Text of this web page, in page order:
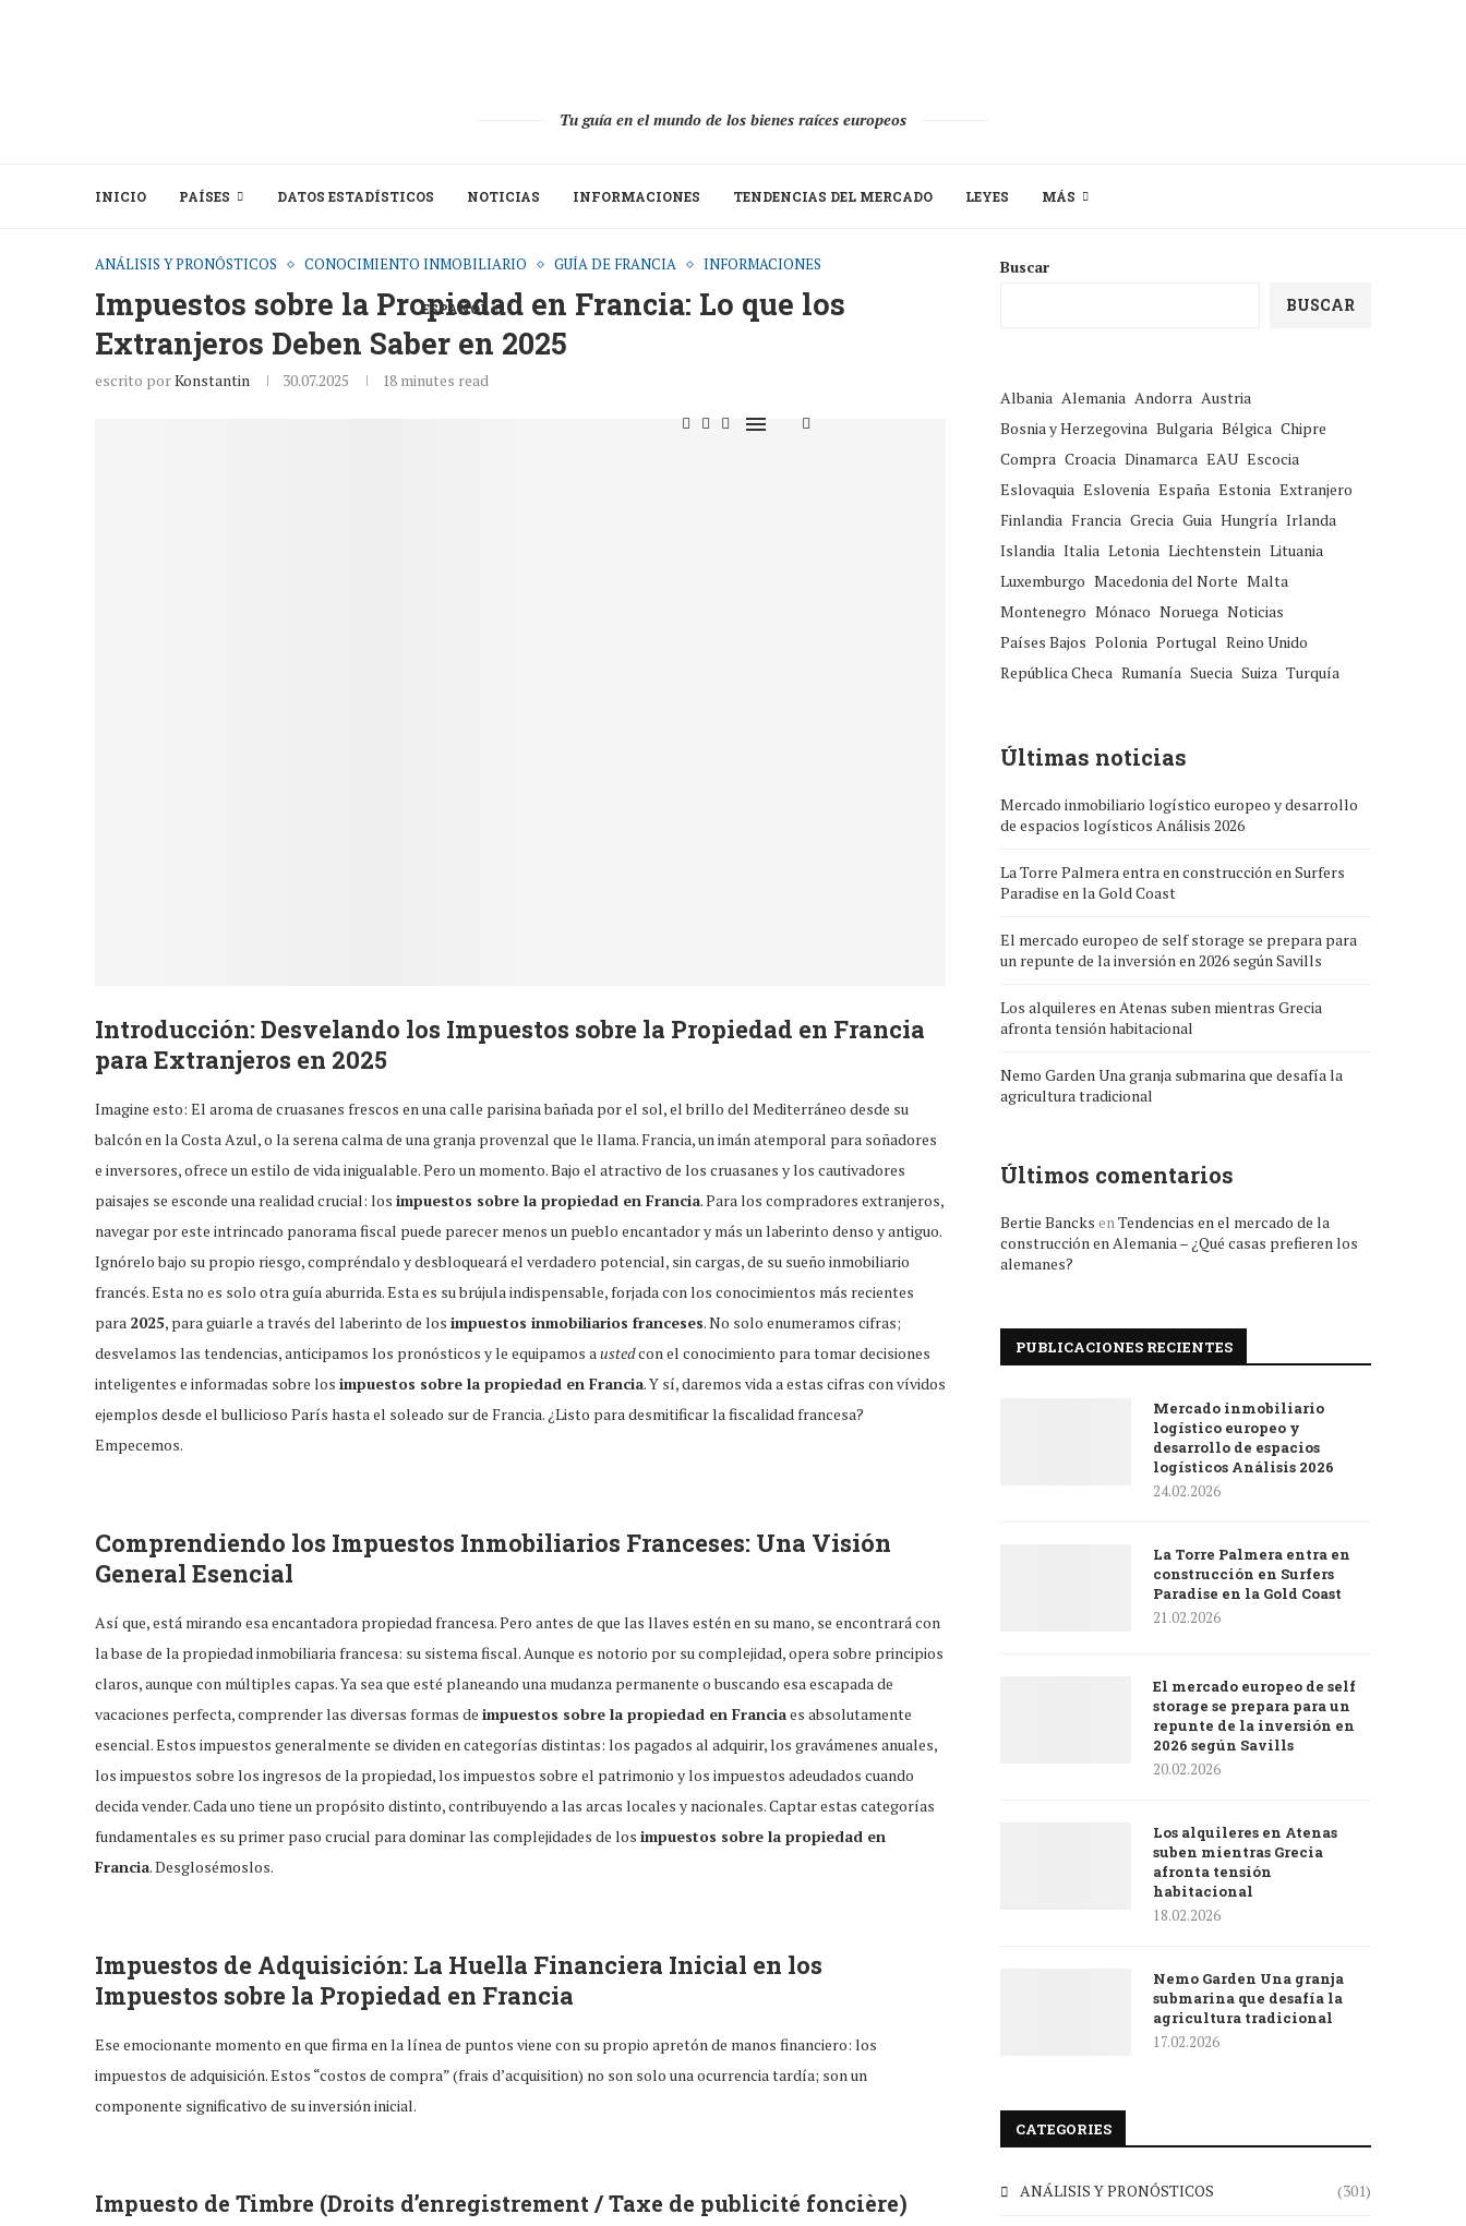
Tu guía en el mundo de los bienes raíces europeos
INICIO PAÍSES DATOS ESTADÍSTICOS NOTICIAS INFORMACIONES TENDENCIAS DEL MERCADO LEYES MÁS
ESPAÑOL
ANÁLISIS Y PRONÓSTICOS CONOCIMIENTO INMOBILIARIO GUÍA DE FRANCIA INFORMACIONES
Impuestos sobre la Propiedad en Francia: Lo que los
Extranjeros Deben Saber en 2025
escrito porKonstantin 30.07.2025 18 minutes read
Introducción: Desvelando los Impuestos sobre la Propiedad en Francia
para Extranjeros en 2025
Imagine esto: El aroma de cruasanes frescos en una calle parisina bañada por el sol, el brillo del Mediterráneo desde su
balcón en la Costa Azul, o la serena calma de una granja provenzal que le llama. Francia, un imán atemporal para soñadores
e inversores, ofrece un estilo de vida inigualable. Pero un momento. Bajo el atractivo de los cruasanes y los cautivadores
paisajes se esconde una realidad crucial: los impuestos sobre la propiedad en Francia. Para los compradores extranjeros,
navegar por este intrincado panorama fiscal puede parecer menos un pueblo encantador y más un laberinto denso y antiguo.
Ignórelo bajo su propio riesgo, compréndalo y desbloqueará el verdadero potencial, sin cargas, de su sueño inmobiliario
francés. Esta no es solo otra guía aburrida. Esta es su brújula indispensable, forjada con los conocimientos más recientes
para 2025, para guiarle a través del laberinto de los impuestos inmobiliarios franceses. No solo enumeramos cifras;
desvelamos las tendencias, anticipamos los pronósticos y le equipamos austedcon el conocimiento para tomar decisiones
inteligentes e informadas sobre los impuestos sobre la propiedad en Francia. Y sí, daremos vida a estas cifras con vívidos
ejemplos desde el bullicioso París hasta el soleado sur de Francia. ¿Listo para desmitificar la fiscalidad francesa?
Empecemos.
Comprendiendo los Impuestos Inmobiliarios Franceses: Una Visión
General Esencial
Así que, está mirando esa encantadora propiedad francesa. Pero antes de que las llaves estén en su mano, se encontrará con
la base de la propiedad inmobiliaria francesa: su sistema fiscal. Aunque es notorio por su complejidad, opera sobre principios
claros, aunque con múltiples capas. Ya sea que esté planeando una mudanza permanente o buscando esa escapada de
vacaciones perfecta, comprender las diversas formas de impuestos sobre la propiedad en Franciaes absolutamente
esencial. Estos impuestos generalmente se dividen en categorías distintas: los pagados al adquirir, los gravámenes anuales,
los impuestos sobre los ingresos de la propiedad, los impuestos sobre el patrimonio y los impuestos adeudados cuando
decida vender. Cada uno tiene un propósito distinto, contribuyendo a las arcas locales y nacionales. Captar estas categorías
fundamentales es su primer paso crucial para dominar las complejidades de los impuestos sobre la propiedad en
Francia. Desglosémoslos.
Impuestos de Adquisición: La Huella Financiera Inicial en los
Impuestos sobre la Propiedad en Francia
Ese emocionante momento en que firma en la línea de puntos viene con su propio apretón de manos financiero: los
impuestos de adquisición. Estos “costos de compra” (frais d’acquisition) no son solo una ocurrencia tardía; son un
componente significativo de su inversión inicial.
Impuesto de Timbre (Droits d’enregistrement / Taxe de publicité foncière)
Buscar
BUSCAR
Albania Alemania Andorra Austria
Bosnia y Herzegovina Bulgaria Bélgica Chipre
Compra Croacia Dinamarca EAU Escocia
Eslovaquia Eslovenia España Estonia Extranjero
Finlandia Francia Grecia Guia Hungría Irlanda
Islandia Italia Letonia Liechtenstein Lituania
Luxemburgo Macedonia del Norte Malta
Montenegro Mónaco Noruega Noticias
Países Bajos Polonia Portugal Reino Unido
República Checa Rumanía Suecia Suiza Turquía
Últimas noticias
Mercado inmobiliario logístico europeo y desarrollo
de espacios logísticos Análisis 2026
La Torre Palmera entra en construcción en Surfers
Paradise en la Gold Coast
El mercado europeo de self storage se prepara para
un repunte de la inversión en 2026 según Savills
Los alquileres en Atenas suben mientras Grecia
afronta tensión habitacional
Nemo Garden Una granja submarina que desafía la
agricultura tradicional
Últimos comentarios
Bertie Bancks enTendencias en el mercado de la
construcción en Alemania – ¿Qué casas prefieren los
alemanes?
PUBLICACIONES RECIENTES
Mercado inmobiliario
logístico europeo y
desarrollo de espacios
logísticos Análisis 2026
24.02.2026
La Torre Palmera entra en
construcción en Surfers
Paradise en la Gold Coast
21.02.2026
El mercado europeo de self
storage se prepara para un
repunte de la inversión en
2026 según Savills
20.02.2026
Los alquileres en Atenas
suben mientras Grecia
afronta tensión
habitacional
18.02.2026
Nemo Garden Una granja
submarina que desafía la
agricultura tradicional
17.02.2026
CATEGORIES
ANÁLISIS Y PRONÓSTICOS (301)